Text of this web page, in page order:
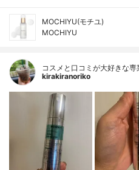
MOCHIYU(モチユ)
MOCHIYU
コスメと口コミが大好きな専
kirakiranoriko